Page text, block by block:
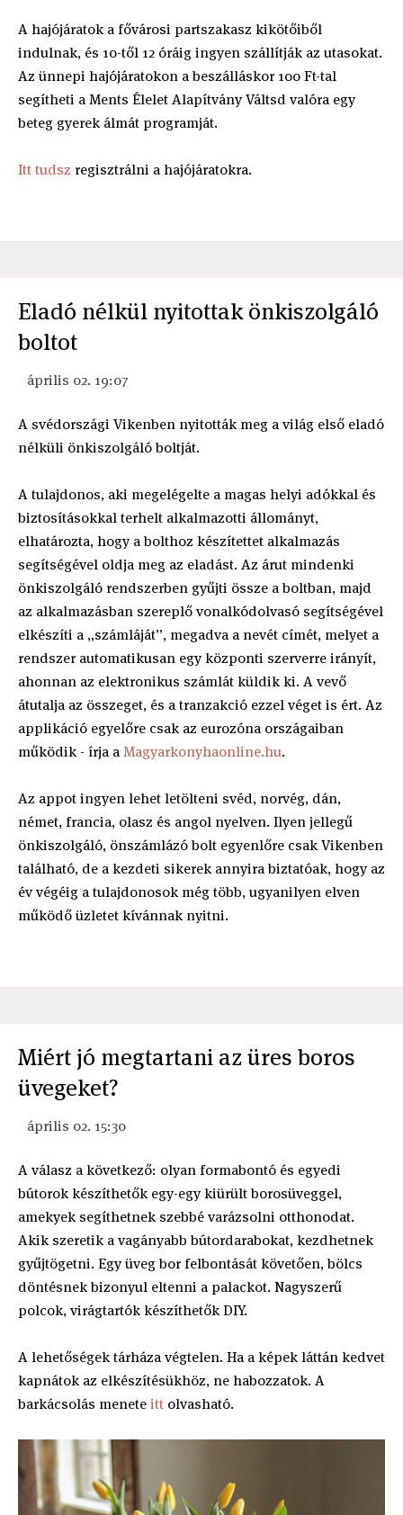
A hajójáratok a fővárosi partszakasz kikötőiből
indulnak, és 10-től 12 óráig ingyen szállítják az utasokat.
Az ünnepi hajójáratokon a beszálláskor 100 Ft-tal
segítheti a Ments Élelet Alapítvány Váltsd valóra egy
beteg gyerek álmát programját.
Itt tudsz regisztrálni a hajójáratokra.
Eladó nélkül nyitottak önkiszolgáló
boltot
április 02. 19:07
A svédországi Vikenben nyitották meg a világ első eladó
nélküli önkiszolgáló boltját.
A tulajdonos, aki megelégelte a magas helyi adókkal és
biztosításokkal terhelt alkalmazotti állományt,
elhatározta, hogy a bolthoz készítettet alkalmazás
segítségével oldja meg az eladást. Az árut mindenki
önkiszolgáló rendszerben gyűjti össze a boltban, majd
az alkalmazásban szereplő vonalkódolvasó segítségével
elkészíti a „számláját”, megadva a nevét címét, melyet a
rendszer automatikusan egy központi szerverre irányít,
ahonnan az elektronikus számlát küldik ki. A vevő
átutalja az összeget, és a tranzakció ezzel véget is ért. Az
applikáció egyelőre csak az eurozóna országaiban
működik - írja aMagyarkonyhaonline.hu.
Az appot ingyen lehet letölteni svéd, norvég, dán,
német, francia, olasz és angol nyelven. Ilyen jellegű
önkiszolgáló, önszámlázó bolt egyenlőre csak Vikenben
található, de a kezdeti sikerek annyira biztatóak, hogy az
év végéig a tulajdonosok még több, ugyanilyen elven
működő üzletet kívánnak nyitni.
Miért jó megtartani az üres boros
üvegeket?
április 02. 15:30
A válasz a következő: olyan formabontó és egyedi
bútorok készíthetők egy-egy kiürült borosüveggel,
amekyek segíthetnek szebbé varázsolni otthonodat.
Akik szeretik a vagányabb bútordarabokat, kezdhetnek
gyűjtögetni. Egy üveg bor felbontását követően, bölcs
döntésnek bizonyul eltenni a palackot. Nagyszerű
polcok, virágtartók készíthetők DIY.
A lehetőségek tárháza végtelen. Ha a képek láttán kedvet
kapnátok az elkészítésükhöz, ne habozzatok. A
barkácsolás meneteitt olvasható.